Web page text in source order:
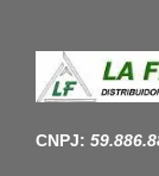
CNPJ: